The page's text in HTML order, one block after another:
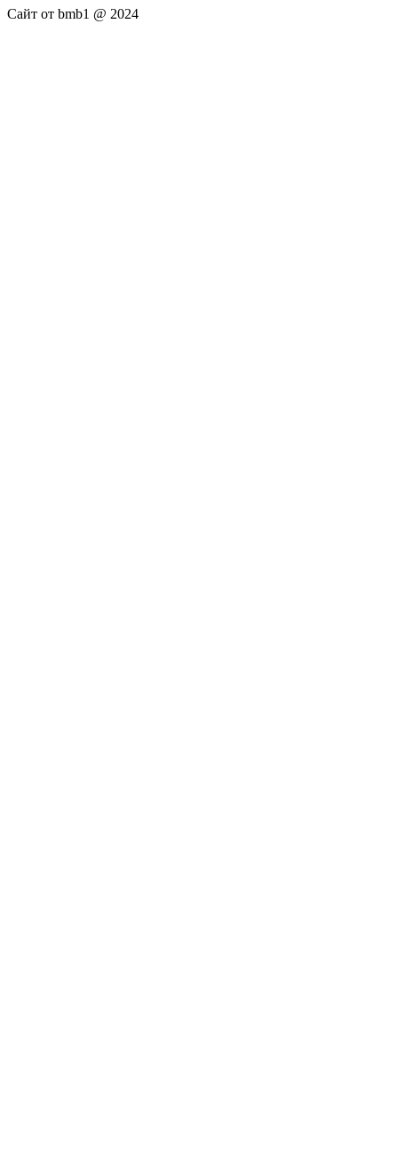
Сайт от bmb1 @ 2024